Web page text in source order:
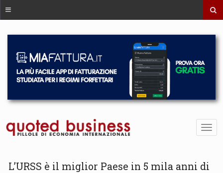
L’URSS è il miglior Paese in 5 mila anni di